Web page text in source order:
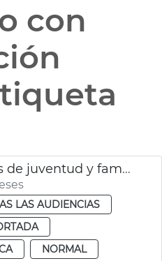
con
Ayudas a proyectos de juventud y familias València
LAS AUDIENCIAS
NORMAL